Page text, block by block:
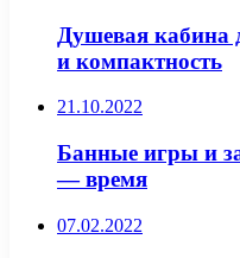
Душевая кабина
и компактность
21.10.2022
Банные игры и
— время
07.02.2022